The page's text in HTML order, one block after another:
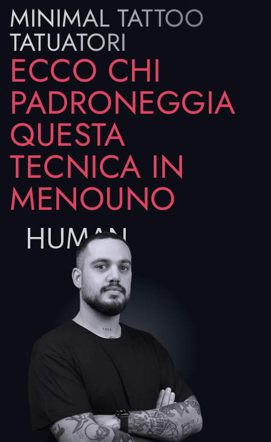
MINIMAL TATTOO
TATUATORI
ECCO CHI
PADRONEGGIA
QUESTA
TECNICA IN
MENOUNO
HUMAN